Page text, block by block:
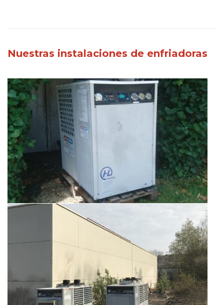
Nuestras instalaciones de enfriadoras